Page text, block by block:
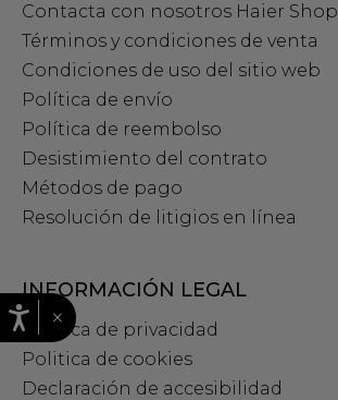
Contacta con nosotros Haier Shop
Términos y condiciones de venta
Condiciones de uso del sitio web
Política de envío
Política de reembolso
Desistimiento del contrato
Métodos de pago
Resolución de litigios en línea
INFORMACIÓN LEGAL
Política de privacidad
Politica de cookies
Declaración de accesibilidad
×